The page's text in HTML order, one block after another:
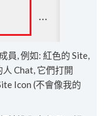
員, 例如: 紅色的 Site,
Chat, 它們打開
Icon (不會像我的